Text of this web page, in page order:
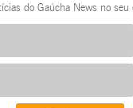
do Gaúcha News no seu